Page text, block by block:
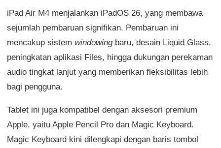
iPad Air M4 menjalankan iPadOS 26, yang membawa
sejumlah pembaruan signifikan. Pembaruan ini
mencakup sistem windowingbaru, desain Liquid Glass,
peningkatan aplikasi Files, hingga dukungan perekaman
audio tingkat lanjut yang memberikan fleksibilitas lebih
bagi pengguna.
Tablet ini juga kompatibel dengan aksesori premium
Apple, yaitu Apple Pencil Pro dan Magic Keyboard.
Magic Keyboard kini dilengkapi dengan baris tombol